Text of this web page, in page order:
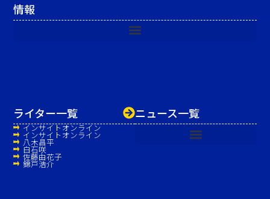
ニュース一覧
ライター一覧
インサイトオンライン
インサイトオンライン
八木昌平
白石咲
佐藤由花子
錦戸浩介
情報